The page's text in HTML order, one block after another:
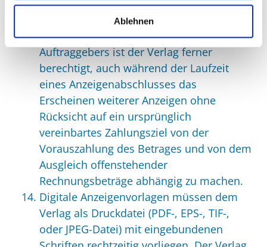
Ablehnen
restlichen Anzeigen Vorauszahlung
verlangen. Bei Vorliegen begründeter
Zweifel an der Zahlungsfähigkeit des
Auftraggebers ist der Verlag ferner
berechtigt, auch während der Laufzeit
eines Anzeigenabschlusses das
Erscheinen weiterer Anzeigen ohne
Rücksicht auf ein ursprünglich
vereinbartes Zahlungsziel von der
Vorauszahlung des Betrages und von dem
Ausgleich offenstehender
Rechnungsbeträge abhängig zu machen.
Digitale Anzeigenvorlagen müssen dem
Verlag als Druckdatei (PDF-, EPS-, TIF-,
oder JPEG-Datei) mit eingebundenen